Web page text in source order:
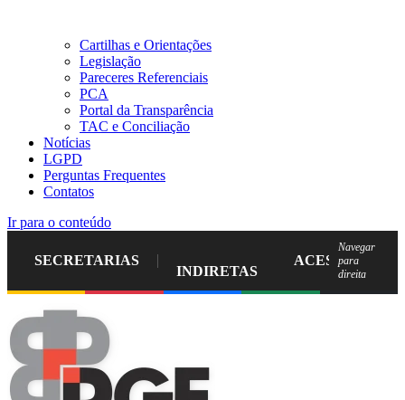
Cartilhas e Orientações
Legislação
Pareceres Referenciais
PCA
Portal da Transparência
TAC e Conciliação
Notícias
LGPD
Perguntas Frequentes
Contatos
Ir para o conteúdo
SECRETARIAS
INDIRETAS
ACESSO À
Navegar
para
direita